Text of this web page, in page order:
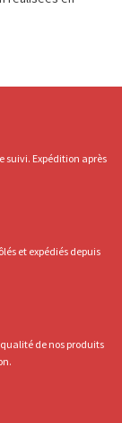
suivi. Expédition après
et expédiés depuis
de nos produits